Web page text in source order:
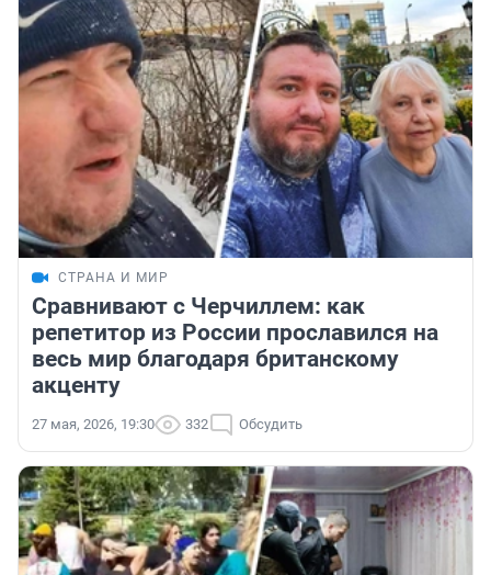
СТРАНА И МИР
Сравнивают с Черчиллем: как
репетитор из России прославился на
весь мир благодаря британскому
акценту
27 мая, 2026, 19:30 332 Обсудить